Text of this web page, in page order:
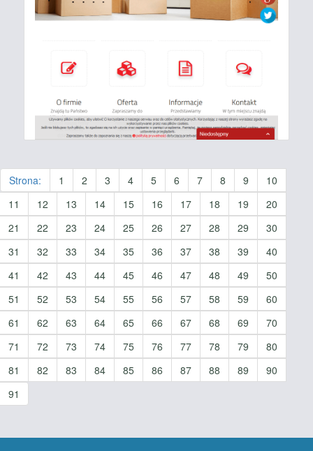
Strona: 1 2 3 4 5 6 7 8 9
10
11
12 13 14 15 16 17 18 19
20
21
22 23 24 25 26 27 28 29
30
31
32 33 34 35 36 37 38 39
40
41
42 43 44 45 46 47 48 49
50
51
52 53 54 55 56 57 58 59
60
61
62 63 64 65 66 67 68 69
70
71
72 73 74 75 76 77 78 79
80
81
82 83 84 85 86 87 88 89
90
91